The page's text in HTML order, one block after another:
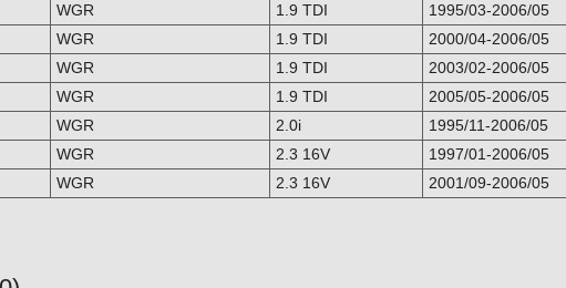
WGR 1.9 TDI 1995/03-2006/05
WGR 1.9 TDI 2000/04-2006/05
WGR 1.9 TDI
2003/02-2006/05
WGR 1.9 TDI 2005/05-2006/05
WGR 2.0i 1995/11-2006/05
WGR 2.3 16V 1997/01-2006/05
WGR 2.3 16V 2001/09-2006/05